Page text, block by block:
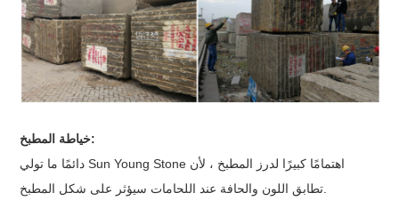
خياطة المطبخ:
دائمًا ما تولي Sun Young Stone اهتمامًا كبيرًا لدرز المطبخ ، لأن
تطابق اللون والحافة عند اللحامات سيؤثر على شكل المطبخ.